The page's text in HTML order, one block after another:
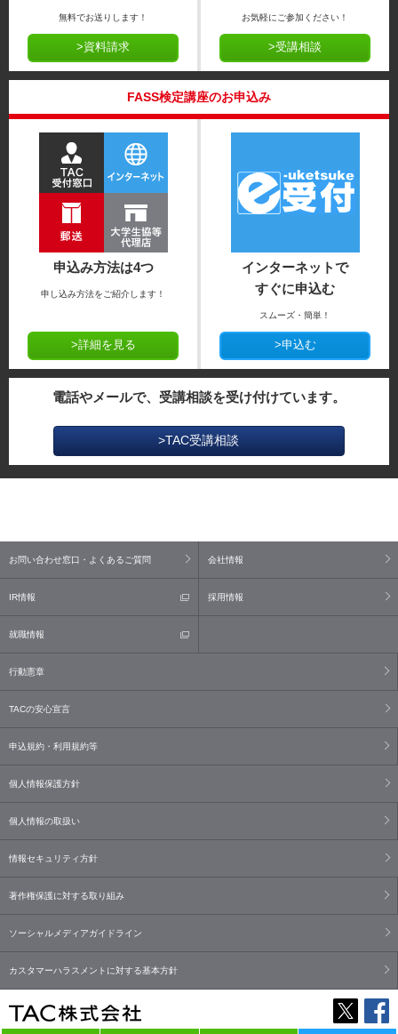
無料でお送りします！
>資料請求
お気軽にご参加ください！
>受講相談
FASS検定講座のお申込み
申込み方法は4つ
申し込み方法をご紹介します！
>詳細を見る
インターネットで
すぐに申込む
スムーズ・簡単！
>申込む
電話やメールで、受講相談を受け付けています。
>TAC受講相談
お問い合わせ窓口・よくあるご質問 会社情報
IR情報 採用情報
就職情報
行動憲章
TACの安心宣言
申込規約・利用規約等
個人情報保護方針
個人情報の取扱い
情報セキュリティ方針
著作権保護に対する取り組み
ソーシャルメディアガイドライン
カスタマーハラスメントに対する基本方針